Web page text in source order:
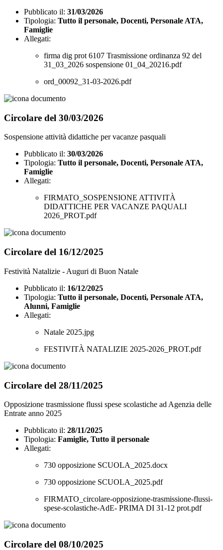
Pubblicato il: 31/03/2026
Tipologia: Tutto il personale, Docenti, Personale ATA,
Famiglie
Allegati:
firma dig prot 6107 Trasmissione ordinanza 92 del
31_03_2026 sospensione 01_04_20216.pdf
ord_00092_31-03-2026.pdf
Circolare del 30/03/2026
Sospensione attività didattiche per vacanze pasquali
Pubblicato il: 30/03/2026
Tipologia: Tutto il personale, Docenti, Personale ATA,
Famiglie
Allegati:
FIRMATO_SOSPENSIONE ATTIVITÀ
DIDATTICHE PER VACANZE PAQUALI
2026_PROT.pdf
Circolare del 16/12/2025
Festività Natalizie - Auguri di Buon Natale
Pubblicato il: 16/12/2025
Tipologia: Tutto il personale, Docenti, Personale ATA,
Alunni, Famiglie
Allegati:
Natale 2025.jpg
FESTIVITÀ NATALIZIE 2025-2026_PROT.pdf
Circolare del 28/11/2025
Opposizione trasmissione flussi spese scolastiche ad Agenzia delle
Entrate anno 2025
Pubblicato il: 28/11/2025
Tipologia: Famiglie, Tutto il personale
Allegati:
730 opposizione SCUOLA_2025.docx
730 opposizione SCUOLA_2025.pdf
FIRMATO_circolare-opposizione-trasmissione-flussi-
spese-scolastiche-AdE- PRIMA DI 31-12 prot.pdf
Circolare del 08/10/2025